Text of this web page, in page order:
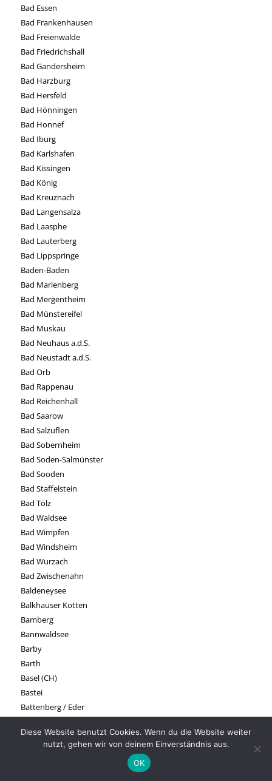
Bad Essen
Bad Frankenhausen
Bad Freienwalde
Bad Friedrichshall
Bad Gandersheim
Bad Harzburg
Bad Hersfeld
Bad Hönningen
Bad Honnef
Bad Iburg
Bad Karlshafen
Bad Kissingen
Bad König
Bad Kreuznach
Bad Langensalza
Bad Laasphe
Bad Lauterberg
Bad Lippspringe
Baden-Baden
Bad Marienberg
Bad Mergentheim
Bad Münstereifel
Bad Muskau
Bad Neuhaus a.d.S.
Bad Neustadt a.d.S.
Bad Orb
Bad Rappenau
Bad Reichenhall
Bad Saarow
Bad Salzuflen
Bad Sobernheim
Bad Soden-Salmünster
Bad Sooden
Bad Staffelstein
Bad Tölz
Bad Waldsee
Bad Wimpfen
Bad Windsheim
Bad Wurzach
Bad Zwischenahn
Baldeneysee
Balkhauser Kotten
Bamberg
Bannwaldsee
Barby
Barth
Basel (CH)
Bastei
Battenberg / Eder
Baumholder
Bautzen
Diese Website benutzt Cookies. Wenn du die Website weiter
nutzt, gehen wir von deinem Einverständnis aus.
OK